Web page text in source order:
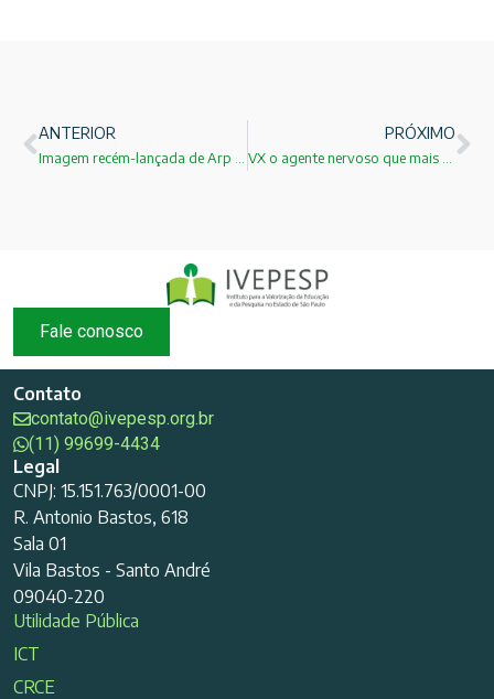
ANTERIOR PRÓXIMO
Fale conosco
Contato
contato@ivepesp.org.br
(11) 99699-4434
Legal
CNPJ: 15.151.763/0001-00
R. Antonio Bastos, 618
Sala 01
Vila Bastos - Santo André
09040-220
Utilidade Pública
ICT
CRCE